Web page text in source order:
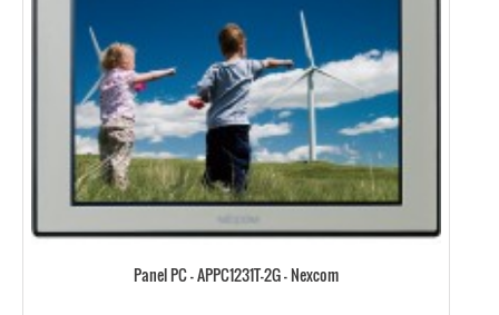
Panel PC – APPC1231T-2G – Nexcom